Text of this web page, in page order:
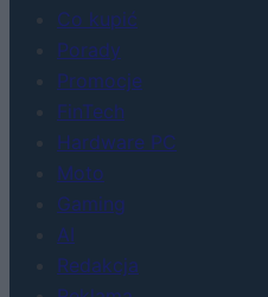
Co kupić
Porady
Promocje
FinTech
Hardware PC
Moto
Gaming
AI
Redakcja